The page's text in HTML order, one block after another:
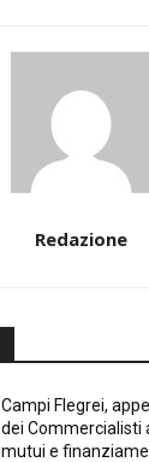
Redazione
Campi Flegrei,
dei Commercialisti
mutui e